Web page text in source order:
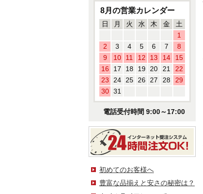
8月の営業カレンダー
日 月 火 水 木 金
土
1
2
3 4 5 6 7
8
9
10 11 12 13 14
15
16
17 18 19 20 21
22
23
24 25 26 27 28
29
30 31
電話受付時間 9:00～17:00
初めてのお客様へ
豊富な品揃えと安さの秘密は？